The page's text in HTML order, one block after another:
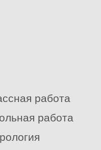
работа
работа